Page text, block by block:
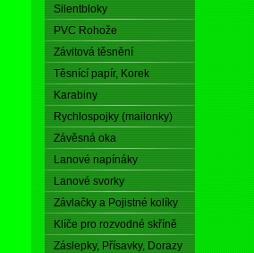
Silentbloky
PVC Rohože
Závitová těsnění
Těsnící papír, Korek
Karabiny
Rychlospojky (mailonky)
Závěsná oka
Lanové napínáky
Lanové svorky
Závlačky a Pojistné kolíky
Klíče pro rozvodné skříně
Záslepky, Přísavky, Dorazy